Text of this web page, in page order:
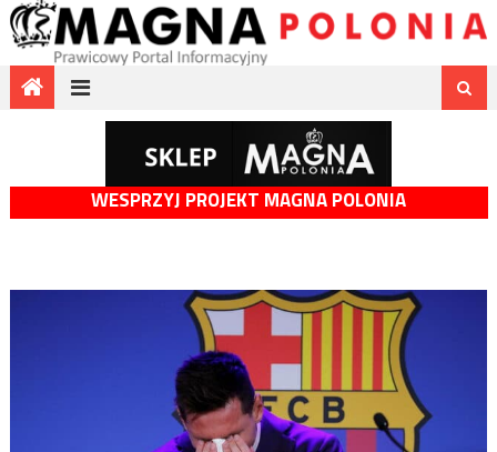
WESPRZYJ PROJEKT MAGNA POLONIA